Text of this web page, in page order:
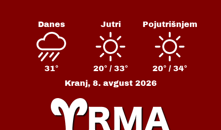
Danes
31°
Jutri
20° / 33°
Pojutrišnjem
20° / 34°
Kranj, 8. avgust 2026